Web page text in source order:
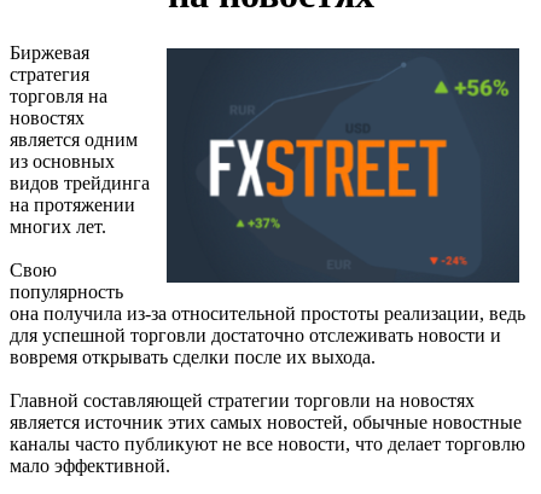
Биржевая
стратегия
торговля на
новостях
является одним
из основных
видов трейдинга
на протяжении
многих лет.
Свою
популярность
она получила из-за относительной простоты реализации, ведь
для успешной торговли достаточно отслеживать новости и
вовремя открывать сделки после их выхода.
Главной составляющей стратегии торговли на новостях
является источник этих самых новостей, обычные новостные
каналы часто публикуют не все новости, что делает торговлю
мало эффективной.